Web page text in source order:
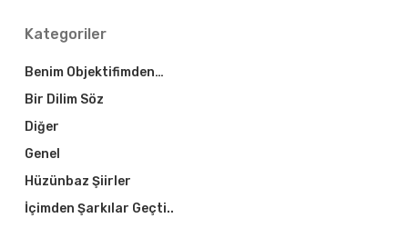
Kategoriler
Benim Objektifimden…
Bir Dilim Söz
Diğer
Genel
Hüzünbaz Şiirler
İçimden Şarkılar Geçti..